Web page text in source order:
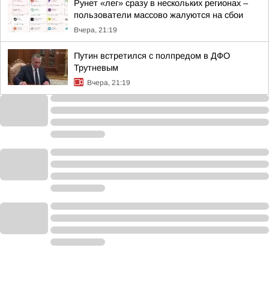
Рунет «лег» сразу в нескольких регионах –
пользователи массово жалуются на сбои
Вчера, 21:19
Путин встретился с полпредом в ДФО
Трутневым
Вчера, 21:19